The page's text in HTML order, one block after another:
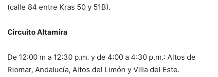
(calle 84 entre Kras 50 y 51B).
Circuito Altamira
De 12:00 m a 12:30 p.m. y de 4:00 a 4:30 p.m.: Altos de
Riomar, Andalucía, Altos del Limón y Villa del Este.